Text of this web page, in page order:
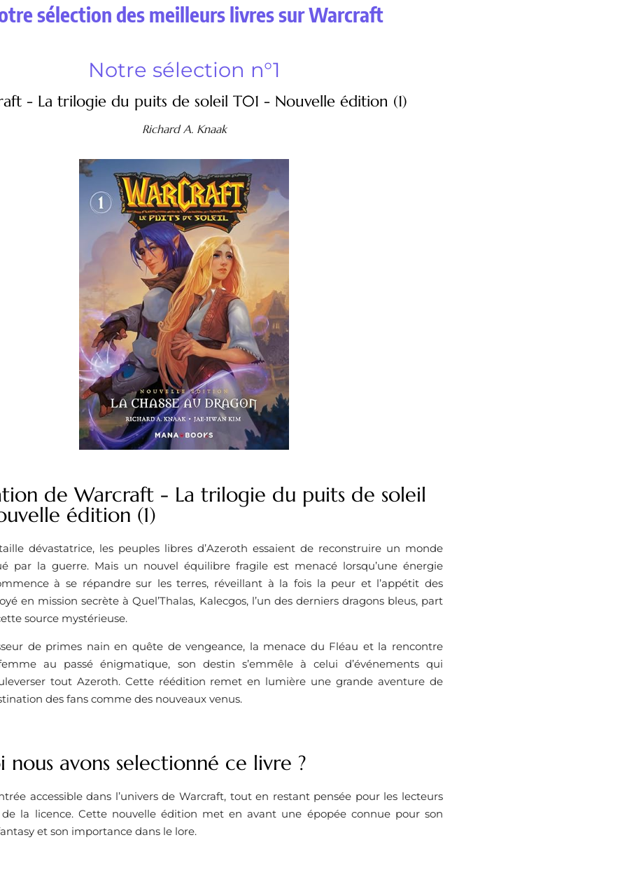
sélection des meilleurs livres sur Warcraft
Notre sélection n°1
- La trilogie du puits de soleil T01 - Nouvelle édition (1)
Richard A. Knaak
de Warcraft - La trilogie du puits de soleil
édition (1)
dévastatrice, les peuples libres d’Azeroth essaient de reconstruire un monde
par la guerre. Mais un nouvel équilibre fragile est menacé lorsqu’une énergie
à se répandre sur les terres, réveillant à la fois la peur et l’appétit des
en mission secrète à Quel’Thalas, Kalecgos, l’un des derniers dragons bleus, part
source mystérieuse.
de primes nain en quête de vengeance, la menace du Fléau et la rencontre
au passé énigmatique, son destin s’emmêle à celui d’événements qui
tout Azeroth. Cette réédition remet en lumière une grande aventure de
des fans comme des nouveaux venus.
nous avons selectionné ce livre ?
accessible dans l’univers de Warcraft, tout en restant pensée pour les lecteurs
la licence. Cette nouvelle édition met en avant une épopée connue pour son
et son importance dans le lore.